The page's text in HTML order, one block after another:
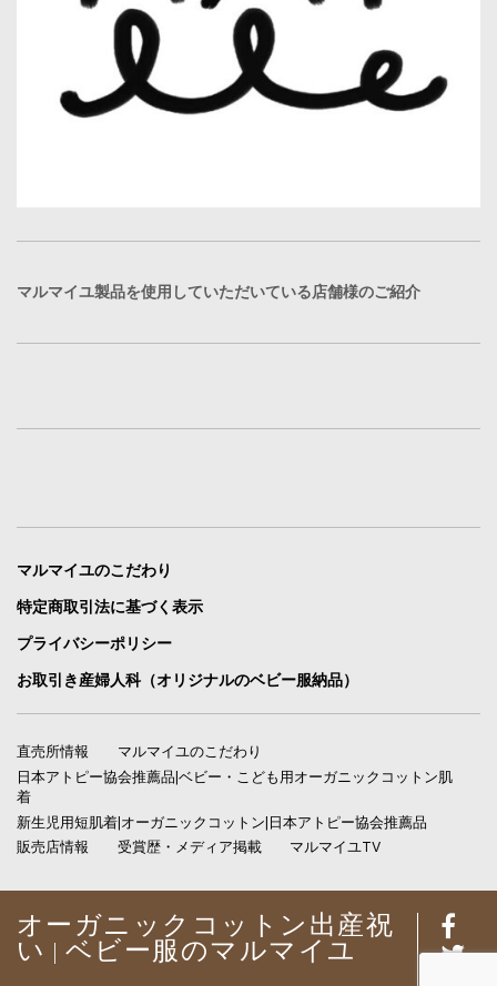
マルマイユ製品を使用していただいている店舗様のご紹介
マルマイユのこだわり
特定商取引法に基づく表示
プライバシーポリシー
お取引き産婦人科（オリジナルのベビー服納品）
直売所情報
マルマイユのこだわり
日本アトピー協会推薦品|ベビー・こども用オーガニックコットン肌
着
新生児用短肌着|オーガニックコットン|日本アトピー協会推薦品
販売店情報
受賞歴・メディア掲載 マルマイユTV
オーガニックコットン出産祝
い | ベビー服のマルマイユ